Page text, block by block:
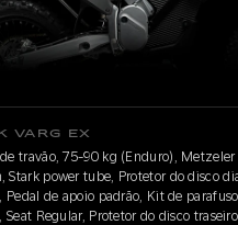
VARG EX
travão, 75-90 kg (Enduro), Metzeler
Stark power tube, Protetor do disco
Pedal de apoio padrão, Kit de
Regular, Protetor do disco